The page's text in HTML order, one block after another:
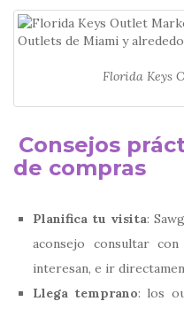
Florida Keys
Consejos
de compras
Planifica tu visita:
aconsejo consultar
interesan, e ir
Llega temprano: los